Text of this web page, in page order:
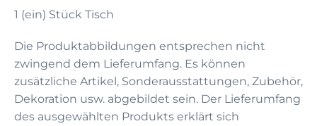
1 (ein) Stück Tisch
Die Produktabbildungen entsprechen nicht
zwingend dem Lieferumfang. Es können
zusätzliche Artikel, Sonderausstattungen, Zubehör,
Dekoration usw. abgebildet sein. Der Lieferumfang
des ausgewählten Produkts erklärt sich